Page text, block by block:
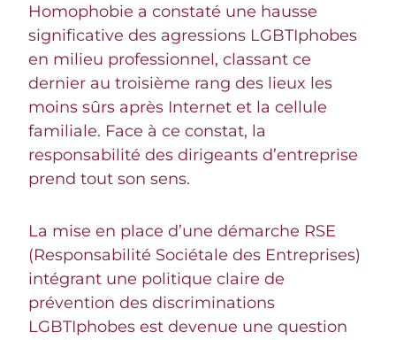
Homophobie a constaté une hausse
significative des agressions LGBTIphobes
en milieu professionnel, classant ce
dernier au troisième rang des lieux les
moins sûrs après Internet et la cellule
familiale. Face à ce constat, la
responsabilité des dirigeants d’entreprise
prend tout son sens.
La mise en place d’une démarche RSE
(Responsabilité Sociétale des Entreprises)
intégrant une politique claire de
prévention des discriminations
LGBTIphobes est devenue une question